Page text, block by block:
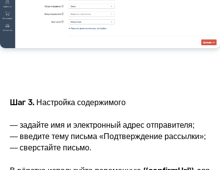
Шаг 3. Настройка содержимого
— задайте имя и электронный адрес отправителя;
— введите тему письма «Подтверждение рассылки»;
— сверстайте письмо.